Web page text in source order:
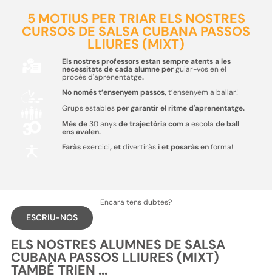
5 MOTIUS PER TRIAR ELS NOSTRES
CURSOS DE SALSA CUBANA PASSOS
LLIURES (MIXT)
Els nostres professors estan sempre atents a les
necessitats de cada alumne perguiar-vos en el
procés d'aprenentatge.
No només t’ensenyem passos,t’ensenyem a ballar!
Grups establesper garantir el ritme d'aprenentatge.
Més de30 anysde trajectòria com aescola de ball
ens avalen.
Faràsexercici, etdivertiràsi et posaràs enforma!
Encara tens dubtes?
ESCRIU-NOS
ELS NOSTRES ALUMNES DE SALSA
CUBANA PASSOS LLIURES (MIXT)
TAMBÉ TRIEN ...